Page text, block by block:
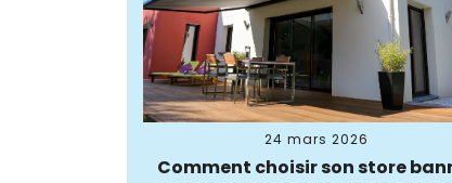
24 mars 2026
Comment choisir son store